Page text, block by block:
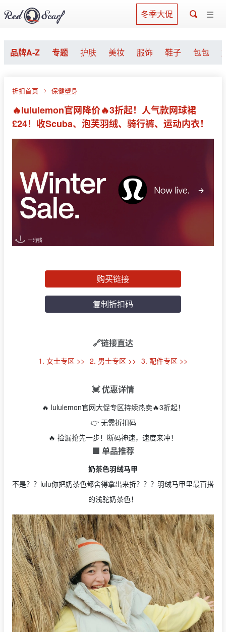
冬季大促
品牌A-Z 专题 护肤 美妆 服饰 鞋子 包包
折扣首页 保健塑身
🔥lululemon官网降价🔥3折起！人气款网球裙
£24！收Scuba、泡芙羽绒、骑行裤、运动内衣！
购买链接
复制折扣码
🔗链接直达
1. 女士专区 >> 2. 男士专区 >> 3. 配件专区 >>
💓 优惠详情
🔥 lululemon官网大促专区持续热卖🔥3折起！
👉 无需折扣码
🔥 捡漏抢先一步！断码神速，速度来冲！
🟩 单品推荐
奶茶色羽绒马甲
不是？？lulu你把奶茶色都舍得拿出来折？？？羽绒马甲里最百搭
的浅驼奶茶色！